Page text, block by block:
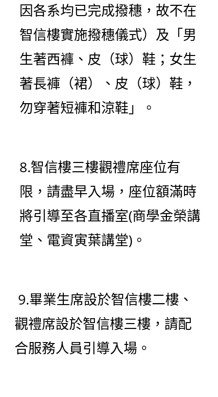
因各系均已完成撥穗，故不在
智信樓實施撥穗儀式）及「男
生著西褲、皮（球） 鞋；女生
著長褲（裙）、皮（球）鞋，
勿穿著短褲和涼鞋」。
8.智信樓三樓觀禮席座位有
限，請盡早入場，座位額滿時
將引導至各直播室(商學金榮講
堂、電資寅葉講堂)。
9.畢業生席設於智信樓二樓、
觀禮席設於智信樓三樓，請配
合服務人員引導入場。